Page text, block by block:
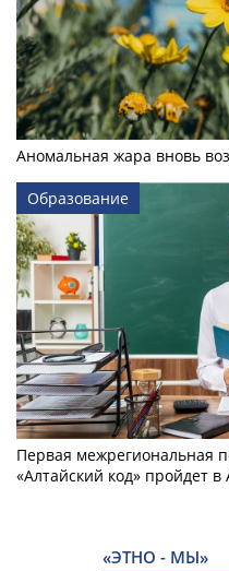
Аномальная жара вновь
Образование
Первая межрегиональная
«Алтайский код» пройдет в
«ЭТНО - МЫ»